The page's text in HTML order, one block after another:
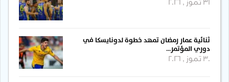
31 تموز , 2026
ثنائية عمار رمضان تمهد خطوة لدونايسكا في
دوري المؤتمر…
30 تموز , 2026